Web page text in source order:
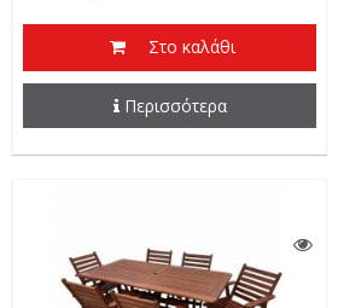
Στο καλάθι
Περισσότερα